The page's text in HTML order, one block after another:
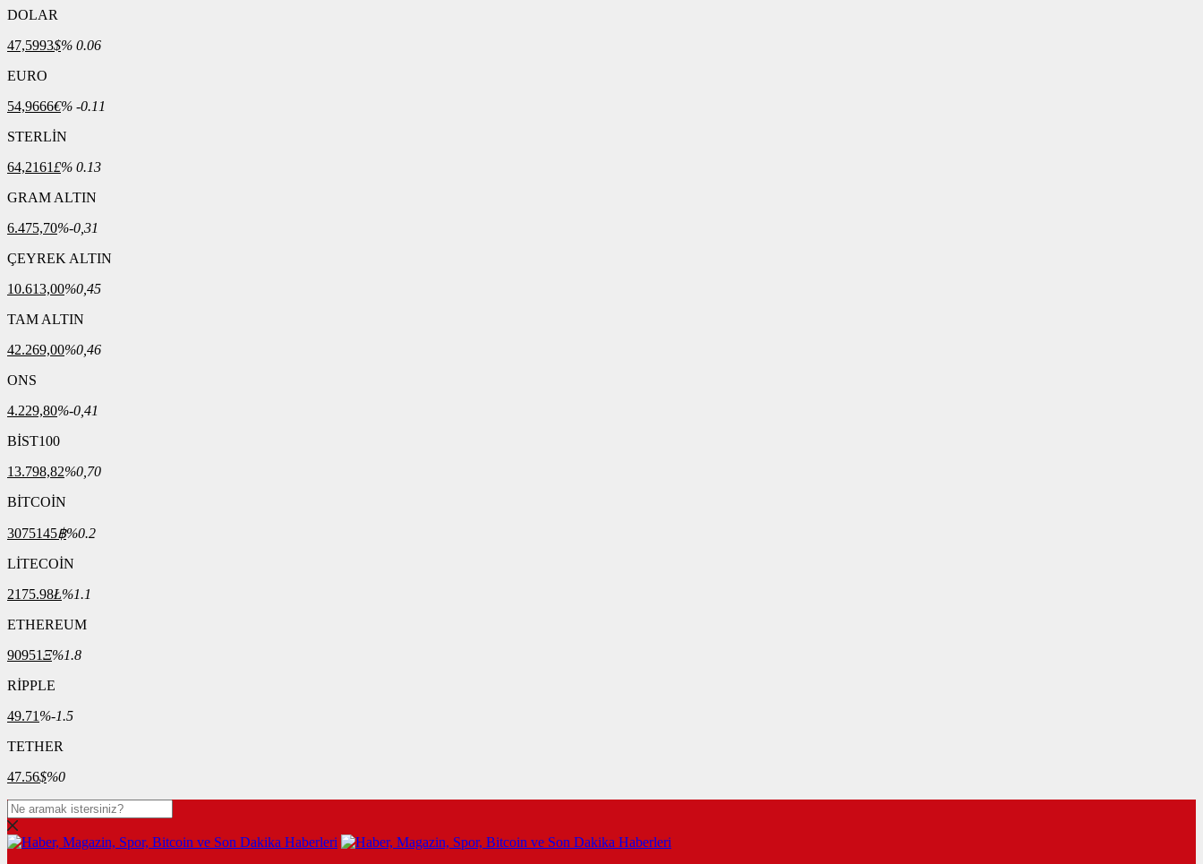
DOLAR
47,5993$% 0.06
EURO
54,9666€% -0.11
STERLİN
64,2161£% 0.13
GRAM ALTIN
6.475,70%-0,31
ÇEYREK ALTIN
10.613,00%0,45
TAM ALTIN
42.269,00%0,46
ONS
4.229,80%-0,41
BİST100
13.798,82%0,70
BİTCOİN
3075145฿%0.2
LİTECOİN
2175.98Ł%1.1
ETHEREUM
90951Ξ%1.8
RİPPLE
49.71 %-1.5
TETHER
47.56$%0